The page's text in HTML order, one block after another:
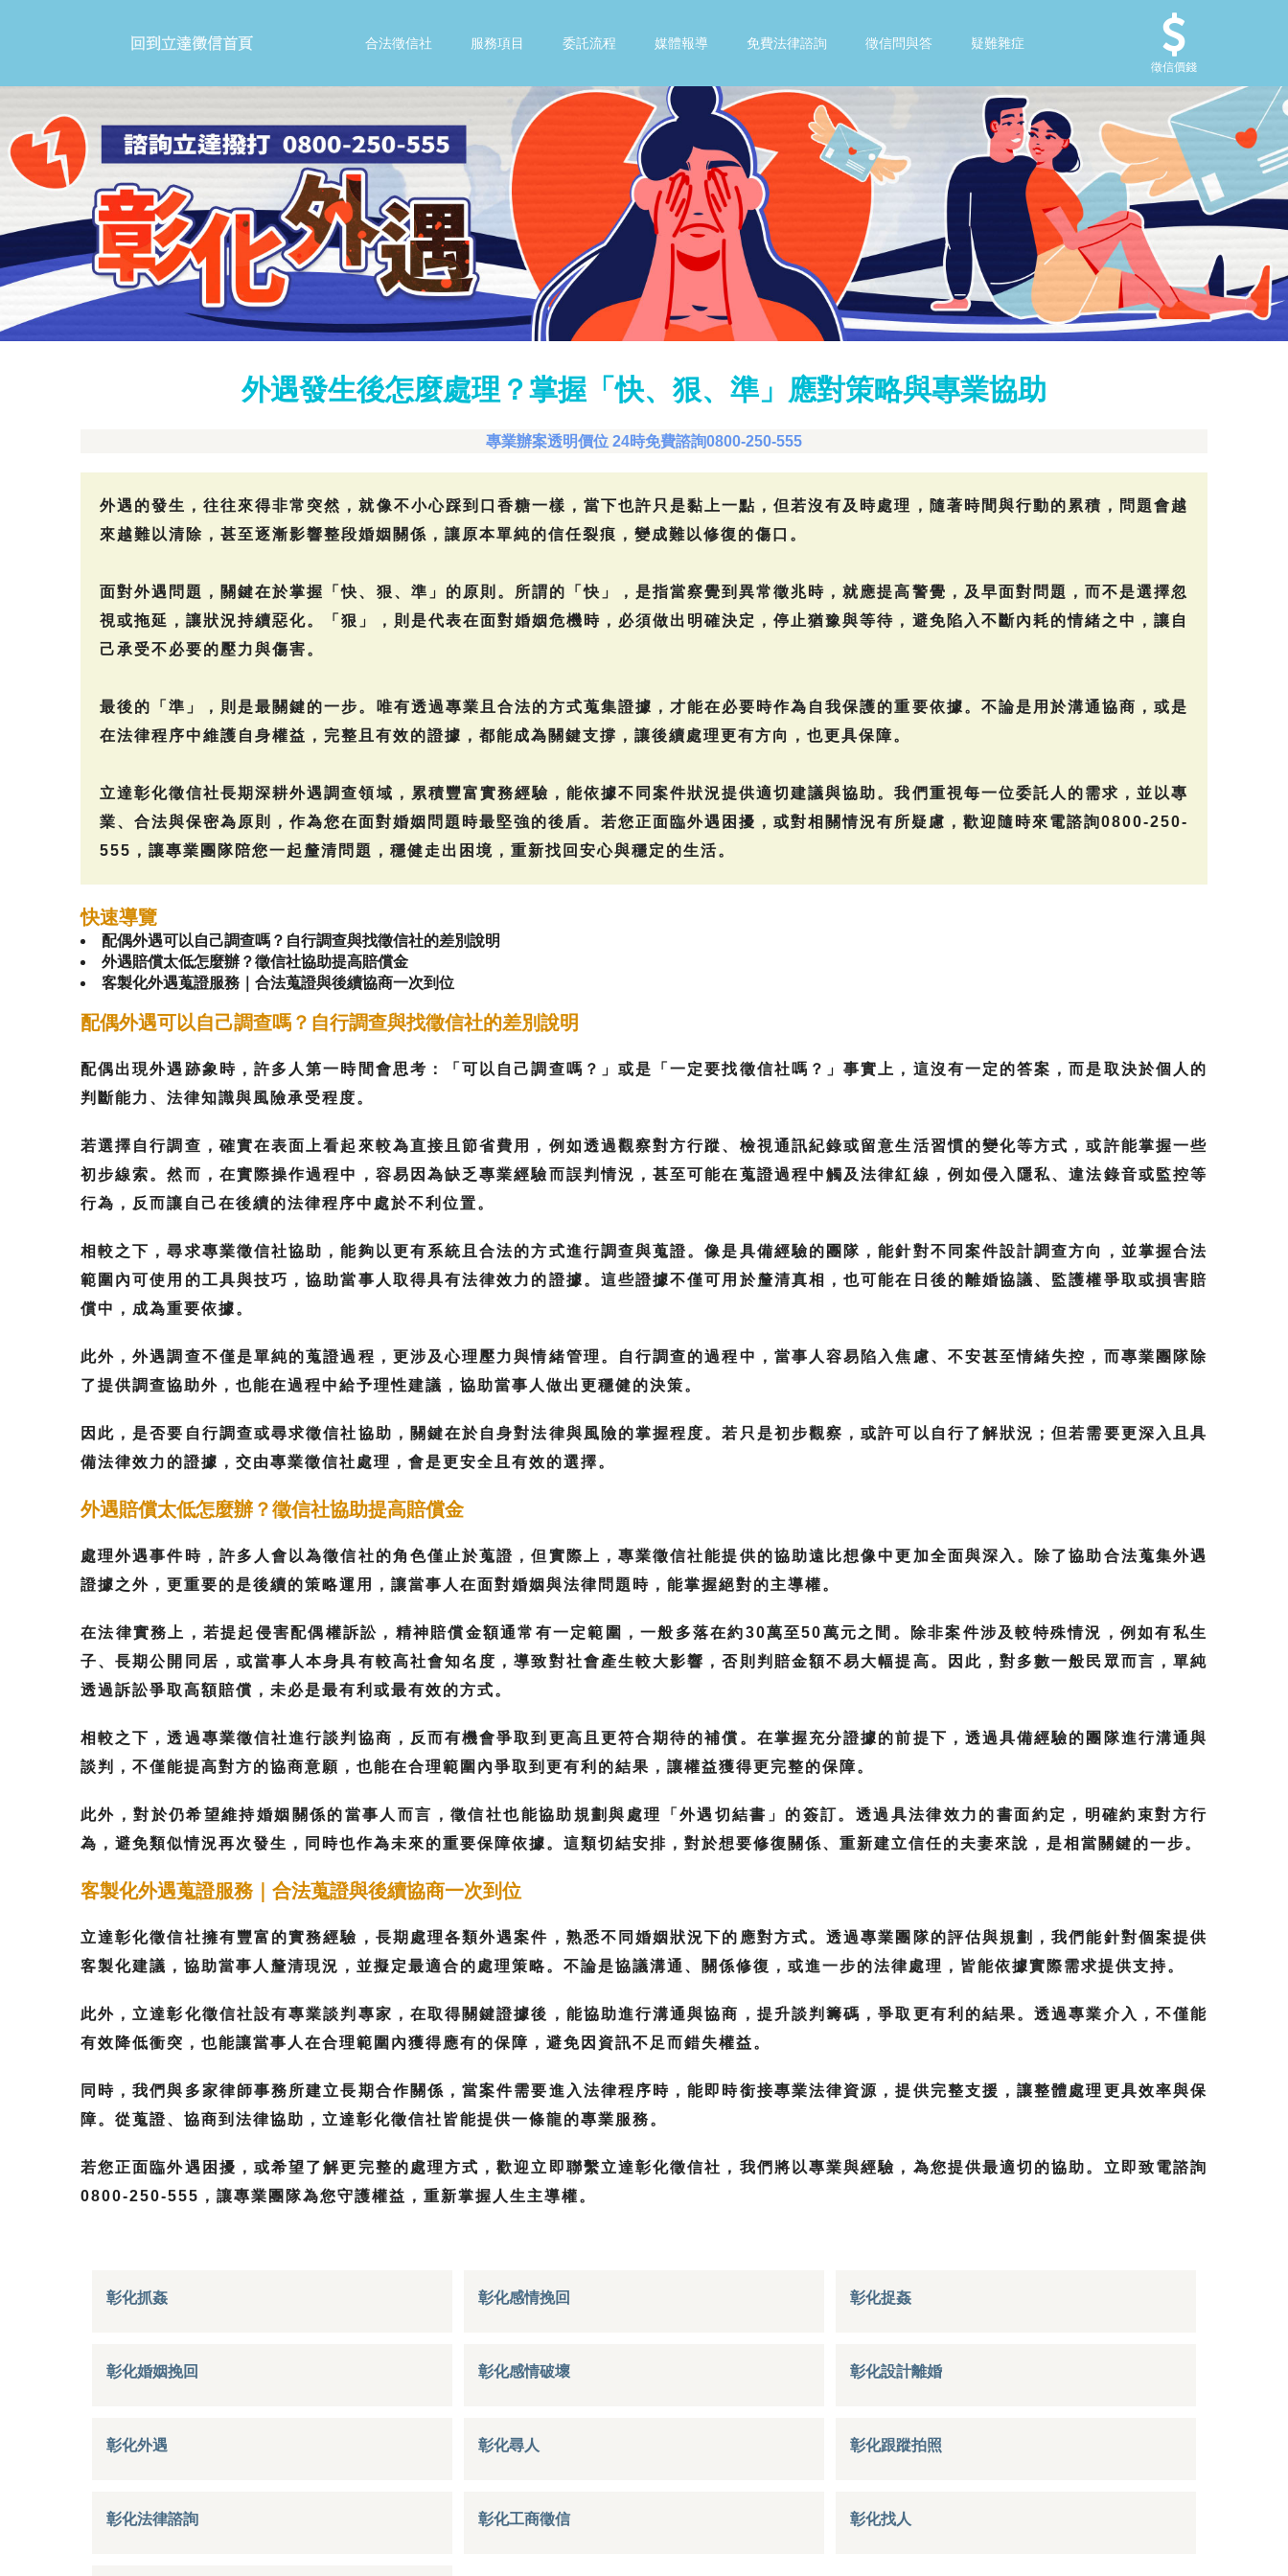
合法徵信社 服務項目 委託流程 媒體報導 免費法律諮詢 徵信問與答 疑難雜症
徵信價錢
外遇發生後怎麼處理？掌握「快、狠、準」應對策略與專業協助
專業辦案透明價位 24時免費諮詢0800-250-555
外遇的發生，往往來得非常突然，就像不小心踩到口香糖一樣，當下也許只是黏上一點，但若沒有及時處理，隨著時間與行動的累積，問題會越
來越難以清除，甚至逐漸影響整段婚姻關係，讓原本單純的信任裂痕，變成難以修復的傷口。
面對外遇問題，關鍵在於掌握「快、狠、準」的原則。所謂的「快」，是指當察覺到異常徵兆時，就應提高警覺，及早面對問題，而不是選擇忽
視或拖延，讓狀況持續惡化。「狠」，則是代表在面對婚姻危機時，必須做出明確決定，停止猶豫與等待，避免陷入不斷內耗的情緒之中，讓自
己承受不必要的壓力與傷害。
最後的「準」，則是最關鍵的一步。唯有透過專業且合法的方式蒐集證據，才能在必要時作為自我保護的重要依據。不論是用於溝通協商，或是
在法律程序中維護自身權益，完整且有效的證據，都能成為關鍵支撐，讓後續處理更有方向，也更具保障。
立達彰化徵信社長期深耕外遇調查領域，累積豐富實務經驗，能依據不同案件狀況提供適切建議與協助。我們重視每一位委託人的需求，並以專
業、合法與保密為原則，作為您在面對婚姻問題時最堅強的後盾。若您正面臨外遇困擾，或對相關情況有所疑慮，歡迎隨時來電諮詢0800-250-
555，讓專業團隊陪您一起釐清問題，穩健走出困境，重新找回安心與穩定的生活。
快速導覽
配偶外遇可以自己調查嗎？自行調查與找徵信社的差別說明
外遇賠償太低怎麼辦？徵信社協助提高賠償金
客製化外遇蒐證服務｜合法蒐證與後續協商一次到位
配偶外遇可以自己調查嗎？自行調查與找徵信社的差別說明
配偶出現外遇跡象時，許多人第一時間會思考：「可以自己調查嗎？」或是「一定要找徵信社嗎？」事實上，這沒有一定的答案，而是取決於個人的
判斷能力、法律知識與風險承受程度。
若選擇自行調查，確實在表面上看起來較為直接且節省費用，例如透過觀察對方行蹤、檢視通訊紀錄或留意生活習慣的變化等方式，或許能掌握一些
初步線索。然而，在實際操作過程中，容易因為缺乏專業經驗而誤判情況，甚至可能在蒐證過程中觸及法律紅線，例如侵入隱私、違法錄音或監控等
行為，反而讓自己在後續的法律程序中處於不利位置。
相較之下，尋求專業徵信社協助，能夠以更有系統且合法的方式進行調查與蒐證。像是具備經驗的團隊，能針對不同案件設計調查方向，並掌握合法
範圍內可使用的工具與技巧，協助當事人取得具有法律效力的證據。這些證據不僅可用於釐清真相，也可能在日後的離婚協議、監護權爭取或損害賠
償中，成為重要依據。
此外，外遇調查不僅是單純的蒐證過程，更涉及心理壓力與情緒管理。自行調查的過程中，當事人容易陷入焦慮、不安甚至情緒失控，而專業團隊除
了提供調查協助外，也能在過程中給予理性建議，協助當事人做出更穩健的決策。
因此，是否要自行調查或尋求徵信社協助，關鍵在於自身對法律與風險的掌握程度。若只是初步觀察，或許可以自行了解狀況；但若需要更深入且具
備法律效力的證據，交由專業徵信社處理，會是更安全且有效的選擇。
外遇賠償太低怎麼辦？徵信社協助提高賠償金
處理外遇事件時，許多人會以為徵信社的角色僅止於蒐證，但實際上，專業徵信社能提供的協助遠比想像中更加全面與深入。除了協助合法蒐集外遇
證據之外，更重要的是後續的策略運用，讓當事人在面對婚姻與法律問題時，能掌握絕對的主導權。
在法律實務上，若提起侵害配偶權訴訟，精神賠償金額通常有一定範圍，一般多落在約30萬至50萬元之間。除非案件涉及較特殊情況，例如有私生
子、長期公開同居，或當事人本身具有較高社會知名度，導致對社會產生較大影響，否則判賠金額不易大幅提高。因此，對多數一般民眾而言，單純
透過訴訟爭取高額賠償，未必是最有利或最有效的方式。
相較之下，透過專業徵信社進行談判協商，反而有機會爭取到更高且更符合期待的補償。在掌握充分證據的前提下，透過具備經驗的團隊進行溝通與
談判，不僅能提高對方的協商意願，也能在合理範圍內爭取到更有利的結果，讓權益獲得更完整的保障。
此外，對於仍希望維持婚姻關係的當事人而言，徵信社也能協助規劃與處理「外遇切結書」的簽訂。透過具法律效力的書面約定，明確約束對方行
為，避免類似情況再次發生，同時也作為未來的重要保障依據。這類切結安排，對於想要修復關係、重新建立信任的夫妻來說，是相當關鍵的一步。
客製化外遇蒐證服務｜合法蒐證與後續協商一次到位
立達彰化徵信社擁有豐富的實務經驗，長期處理各類外遇案件，熟悉不同婚姻狀況下的應對方式。透過專業團隊的評估與規劃，我們能針對個案提供
客製化建議，協助當事人釐清現況，並擬定最適合的處理策略。不論是協議溝通、關係修復，或進一步的法律處理，皆能依據實際需求提供支持。
此外，立達彰化徵信社設有專業談判專家，在取得關鍵證據後，能協助進行溝通與協商，提升談判籌碼，爭取更有利的結果。透過專業介入，不僅能
有效降低衝突，也能讓當事人在合理範圍內獲得應有的保障，避免因資訊不足而錯失權益。
同時，我們與多家律師事務所建立長期合作關係，當案件需要進入法律程序時，能即時銜接專業法律資源，提供完整支援，讓整體處理更具效率與保
障。從蒐證、協商到法律協助，立達彰化徵信社皆能提供一條龍的專業服務。
若您正面臨外遇困擾，或希望了解更完整的處理方式，歡迎立即聯繫立達彰化徵信社，我們將以專業與經驗，為您提供最適切的協助。立即致電諮詢
0800-250-555，讓專業團隊為您守護權益，重新掌握人生主導權。
彰化抓姦 彰化感情挽回 彰化捉姦
彰化婚姻挽回 彰化感情破壞 彰化設計離婚
彰化外遇 彰化尋人 彰化跟蹤拍照
彰化法律諮詢 彰化工商徵信 彰化找人